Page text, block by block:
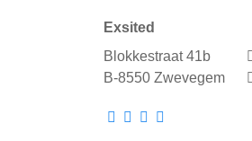
Exsited
Blokkestraat 41b
B-8550 Zwevegem